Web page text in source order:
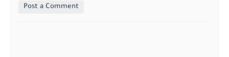
Post a Comment